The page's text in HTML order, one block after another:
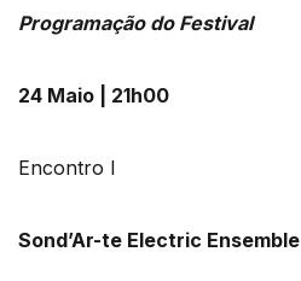
Programação do Festival
24 Maio | 21h00
Encontro I
Sond’Ar-te Electric Ensemble